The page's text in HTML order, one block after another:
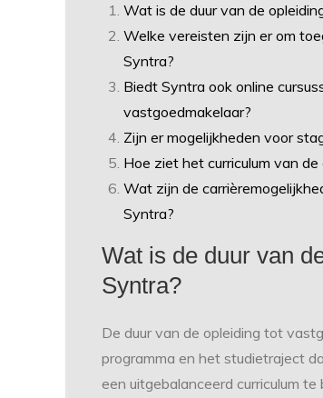
Wat is de duur van de
Welke vereisten zijn er om
Syntra?
Biedt Syntra ook online
vastgoedmakelaar?
Zijn er mogelijkheden voor
Hoe ziet het curriculum van
Wat zijn de
Syntra?
Wat is de duur van
Syntra?
De duur van de opleiding tot
programma en het studietraject
een uitgebalanceerd curriculum